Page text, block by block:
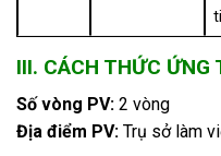
III. CÁCH THỨC ỨNG
Số vòng PV: 2 vòng
Địa điểm PV: Trụ sở làm